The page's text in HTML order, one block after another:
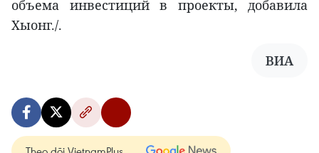
объема инвестиций в проекты, добавила
Хыонг./.
ВИА